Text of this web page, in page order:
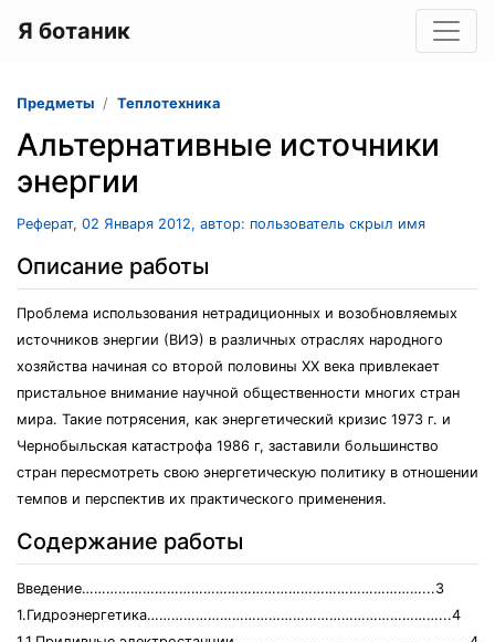
Я ботаник
Предметы Теплотехника
Альтернативные источники
энергии
Реферат, 02 Января 2012, автор: пользователь скрыл имя
Описание работы
Проблема использования нетрадиционных и возобновляемых
источников энергии (ВИЭ) в различных отраслях народного
хозяйства начиная со второй половины ХХ века привлекает
пристальное внимание научной общественности многих стран
мира. Такие потрясения, как энергетический кризис 1973 г. и
Чернобыльская катастрофа 1986 г, заставили большинство
стран пересмотреть свою энергетическую политику в отношении
темпов и перспектив их практического применения.
Содержание работы
Введение…………………………………………………………………………...3
1.Гидроэнергетика………………………………………………………………...4